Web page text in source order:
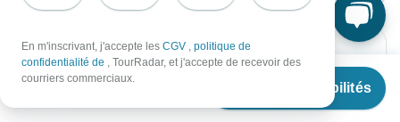
À partir de
Voir les disponibilités
-32%
15 août, 2026 24 août, 2026
En m'inscrivant, j'accepte les CGV , politique de
confidentialité de , TourRadar, et j'accepte de recevoir des
courriers commerciaux.